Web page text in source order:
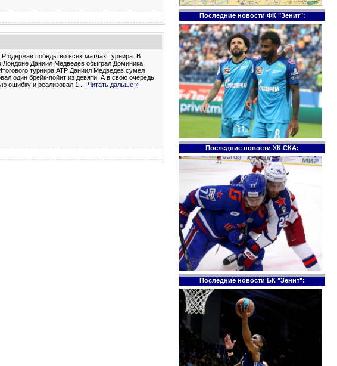
одержав победы во всех матчах турнира. В
Даниил Медведев обыграл Доминика
турнира ATP Даниил Медведев сумел
один брейк-пойнт из девяти. А в свою очередь
ошибку и реализовал 1
Читать дальше »
Последние новости ФК "Зенит":
Последние новости ХК СКА:
Последние новости БК "Зенит":